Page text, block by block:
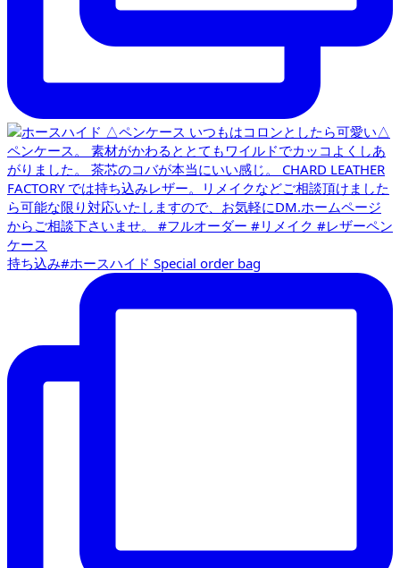
持ち込み#ホースハイド Special order bag